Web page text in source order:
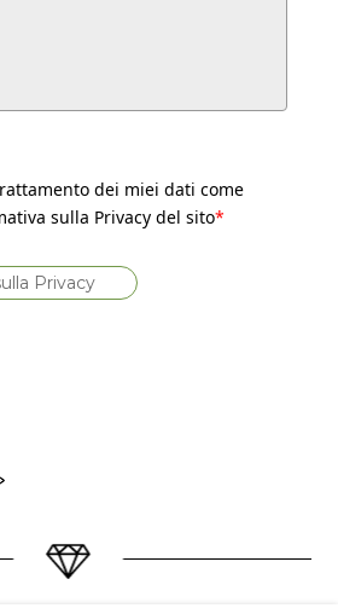
dei miei dati come
sulla Privacy del sito*
Privacy